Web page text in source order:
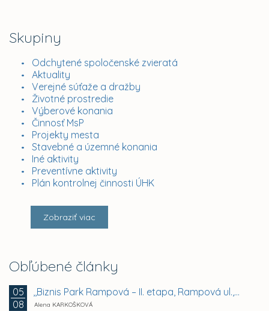
Skupiny
Odchytené spoločenské zvieratá
Aktuality
Verejné súťaže a dražby
Životné prostredie
Výberové konania
Činnosť MsP
Projekty mesta
Stavebné a územné konania
Iné aktivity
Preventívne aktivity
Plán kontrolnej činnosti ÚHK
Zobraziť viac
Obľúbené články
05
08
,,Biznis Park Rampová – II. etapa, Rampová ul.,...
Alena KARKOŠKOVÁ